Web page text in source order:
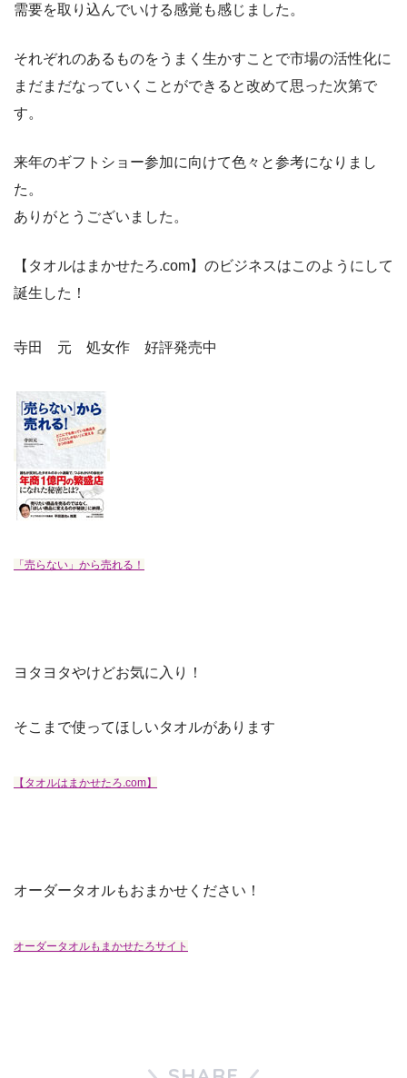
需要を取り込んでいける感覚も感じました。
それぞれのあるものをうまく生かすことで市場の活性化に
まだまだなっていくことができると改めて思った次第で
す。
来年のギフトショー参加に向けて色々と参考になりまし
た。
ありがとうございました。
【タオルはまかせたろ.com】のビジネスはこのようにして
誕生した！
寺田 元 処女作 好評発売中
「売らない」から売れる！
ヨタヨタやけどお気に入り！
そこまで使ってほしいタオルがあります
【タオルはまかせたろ.com】
オーダータオルもおまかせください！
オーダータオルもまかせたろサイト